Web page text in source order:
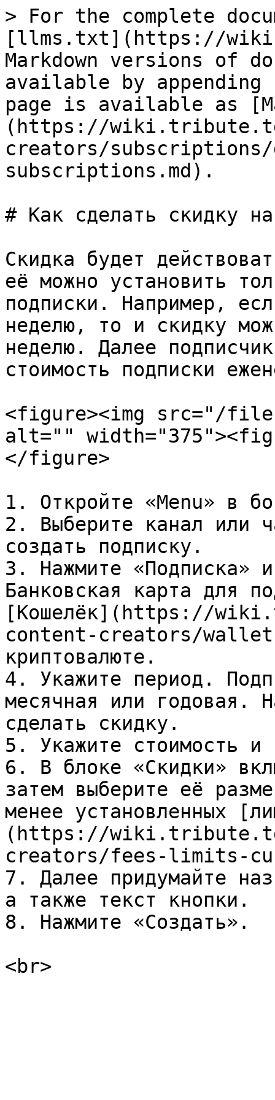
> For the complete
[llms.txt](https://
Markdown versions of
available by
page is available as
(https://
creators/
subscriptions.md).
# Как сделать скидку
Скидка будет
её можно установить
подписки. Например,
неделю, то и скидку
неделю. Далее
стоимость подписки
<figure><img src="/files/
alt=""
</figure>
1. Откройте «Menu» в
2. Выберите канал или
создать подписку.
3. Нажмите «Подписка»
Банковская карта для
[Кошелёк](https://
content-creators/
криптовалюте.
4. Укажите период.
месячная или годовая.
сделать скидку.
5. Укажите стоимость и
6. В блоке «Скидки»
затем выберите её
менее установленных
(https://
creators/fees-limits-
7. Далее придумайте
а также текст кнопки.
8. Нажмите «Создать».